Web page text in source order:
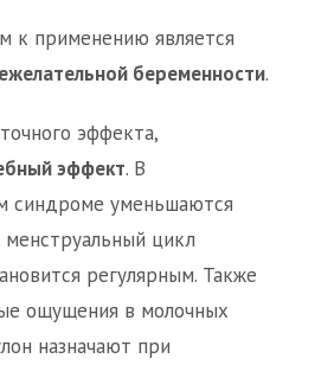
к применению является
беременности.
эффекта,
эффект. В
синдроме уменьшаются
цикл
регулярным. Также
ощущения в молочных
назначают при